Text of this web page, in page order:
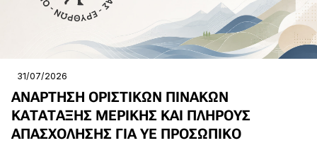
31/07/2026
ΑΝΑΡΤΗΣΗ ΟΡΙΣΤΙΚΩΝ ΠΙΝΑΚΩΝ
ΚΑΤΑΤΑΞΗΣ ΜΕΡΙΚΗΣ ΚΑΙ ΠΛΗΡΟΥΣ
ΑΠΑΣΧΟΛΗΣΗΣ ΓΙΑ ΥΕ ΠΡΟΣΩΠΙΚΟ